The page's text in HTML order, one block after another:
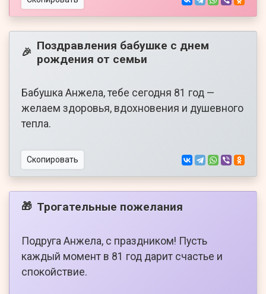
🎉 Поздравления бабушке с днем
рождения от семьи
Бабушка Анжела, тебе сегодня 81 год —
желаем здоровья, вдохновения и душевного
тепла.
Скопировать
🎁 Трогательные пожелания
Подруга Анжела, с праздником! Пусть
каждый момент в 81 год дарит счастье и
спокойствие.